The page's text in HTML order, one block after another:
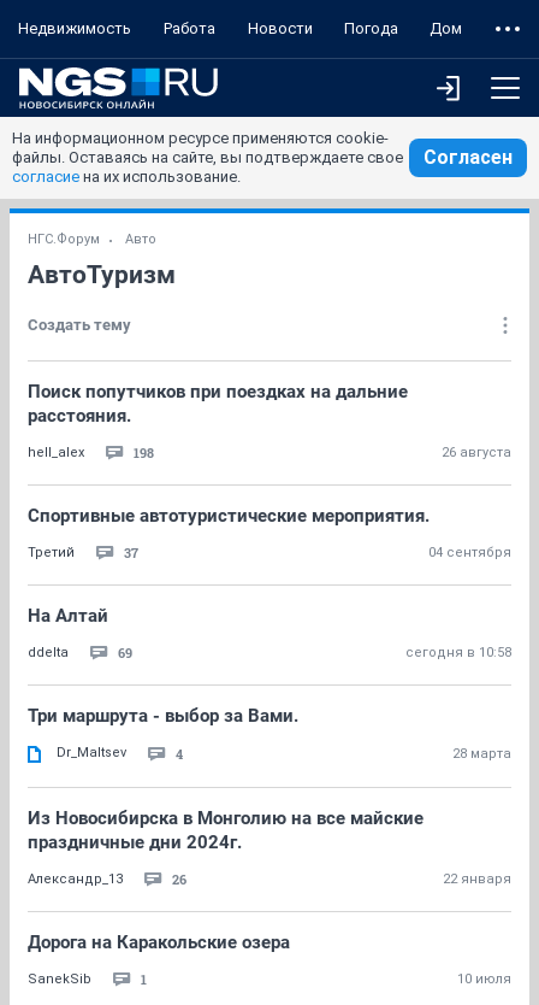
Недвижимость Работа Новости Погода Дом
На информационном ресурсе применяются cookie-
файлы. Оставаясь на сайте, вы подтверждаете свое
согласие на их использование.
Согласен
НГС.Форум Авто
АвтоТуризм
Создать тему
Поиск попутчиков при поездках на дальние
расстояния.
hell_alex 198 26 августа
Спортивные автотуристические мероприятия.
Третий 37 04 сентября
На Алтай
ddelta 69 сегодня в 10:58
Три маршрута - выбор за Вами.
Dr_Maltsev 4 28 марта
Из Новосибирска в Монголию на все майские
праздничные дни 2024г.
Александр_13 26 22 января
Дорога на Каракольские озера
SanekSib 1 10 июля